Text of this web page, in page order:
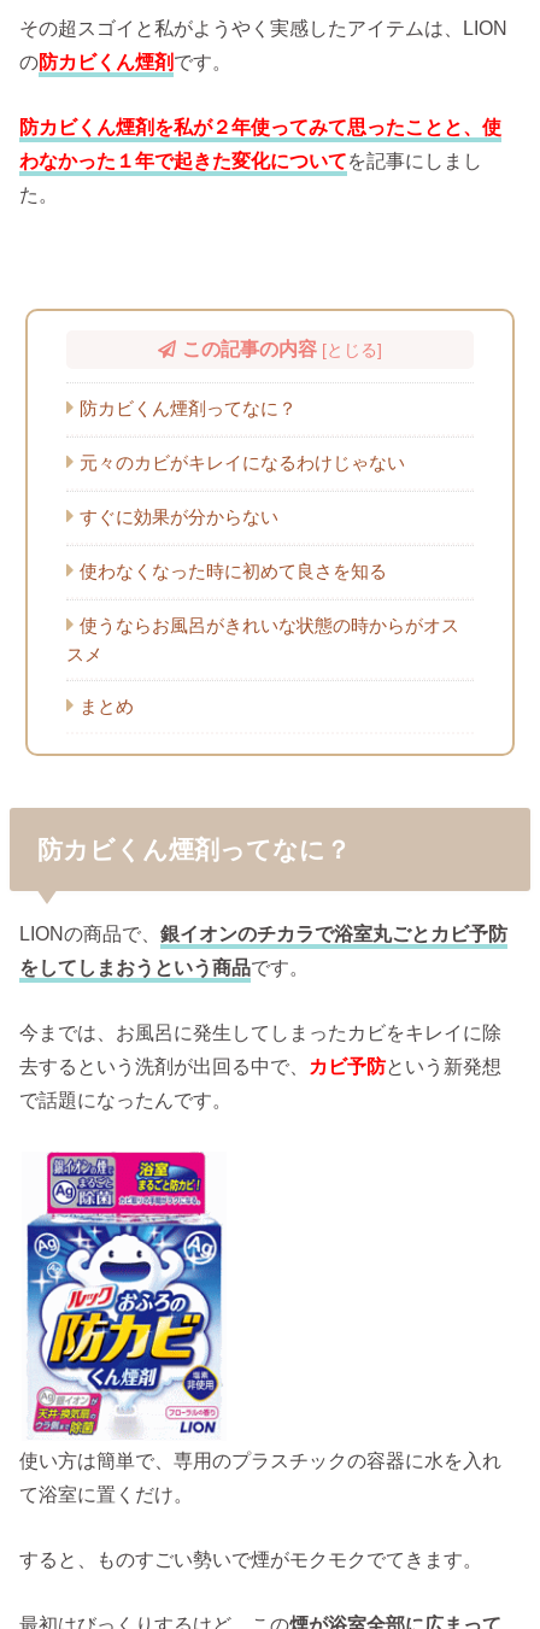
その超スゴイと私がようやく実感したアイテムは、LION
の防カビくん煙剤 です。
防カビくん煙剤を私が２年使ってみて思ったことと、使
わなかった１年で起きた変化についてを記事にしまし
た。
この記事の内容 [とじる]
防カビくん煙剤ってなに？
元々のカビがキレイになるわけじゃない
すぐに効果が分からない
使わなくなった時に初めて良さを知る
使うならお風呂がきれいな状態の時からがオス
スメ
まとめ
防カビくん煙剤ってなに？
LIONの商品で、銀イオンのチカラで浴室丸ごとカビ予防
をしてしまおうという商品です。
今までは、お風呂に発生してしまったカビをキレイに除
去するという洗剤が出回る中で、 カビ予防という新発想
で話題になったんです。
使い方は簡単で、専用のプラスチックの容器に水を入れ
て浴室に置くだけ。
すると、ものすごい勢いで煙がモクモクでてきます。
最初はびっくりするけど、この煙が浴室全部に広まって